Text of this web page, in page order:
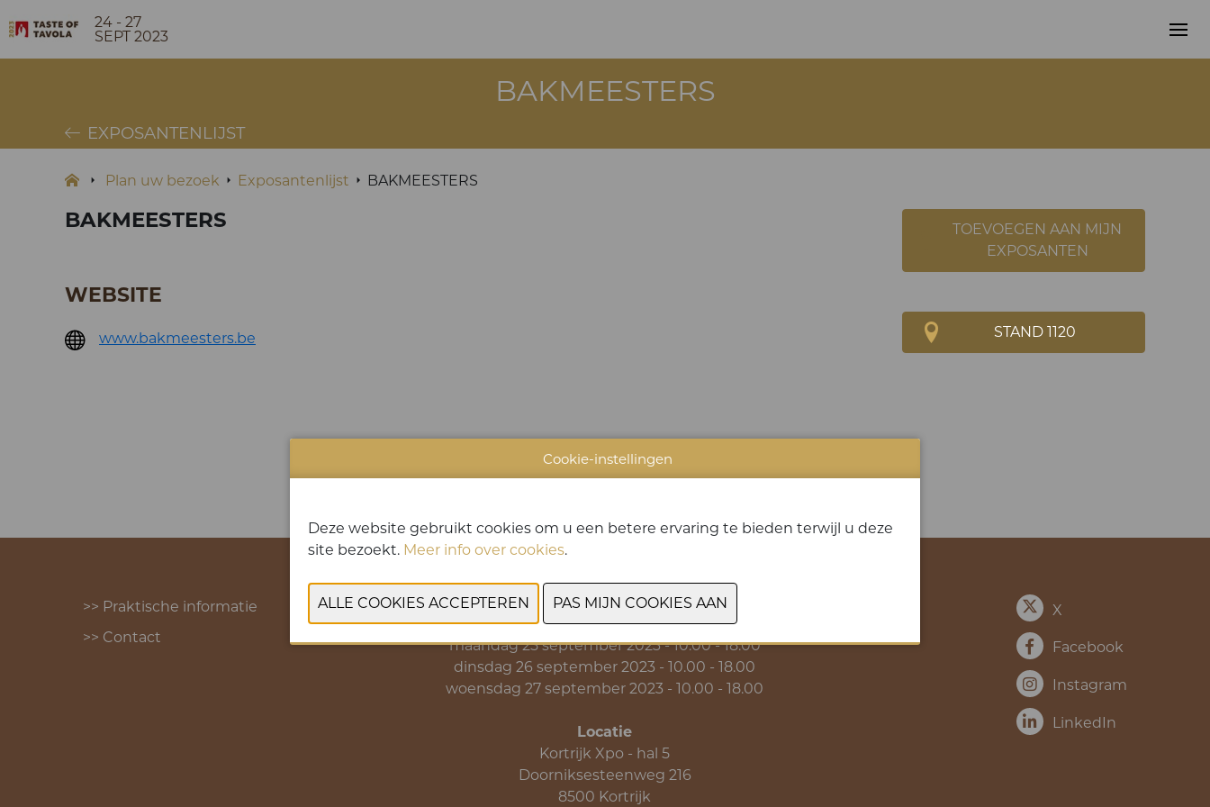
24 - 27
SEPT 2023
BAKMEESTERS
EXPOSANTENLIJST
Plan uw bezoek Exposantenlijst BAKMEESTERS
BAKMEESTERS
TOEVOEGEN AAN MIJN
EXPOSANTEN
STAND 1120
WEBSITE
www.bakmeesters.be
>> Praktische informatie
>> Contact
Data & Openingsuren
zondag 24 september 2023 - 10.00 - 18.00
maandag 25 september 2023 - 10.00 - 18.00
dinsdag 26 september 2023 - 10.00 - 18.00
woensdag 27 september 2023 - 10.00 - 18.00
Locatie
Kortrijk Xpo - hal 5
Doorniksesteenweg 216
8500 Kortrijk
X
Facebook
Instagram
LinkedIn
Cookie-instellingen
Deze website gebruikt cookies om u een betere ervaring te bieden terwijl u deze
site bezoekt. Meer info over cookies.